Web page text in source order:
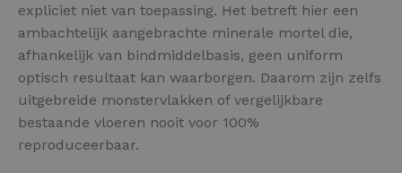
expliciet niet van toepassing. Het betreft hier een
ambachtelijk aangebrachte minerale mortel die,
afhankelijk van bindmiddelbasis, geen uniform
optisch resultaat kan waarborgen. Daarom zijn zelfs
uitgebreide monstervlakken of vergelijkbare
bestaande vloeren nooit voor 100%
reproduceerbaar.